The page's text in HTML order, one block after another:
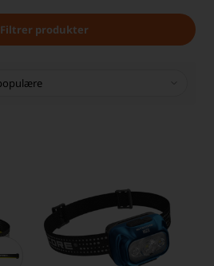
Filtrer produkter